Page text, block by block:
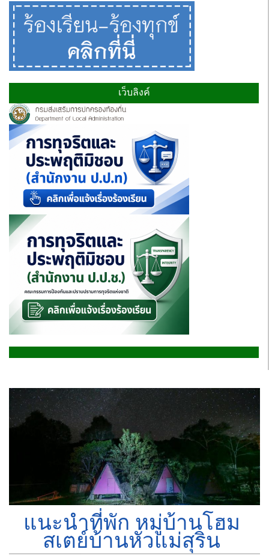
เว็บลิงค์
แนะนำที่พัก หมู่บ้านโฮม
สเตย์บ้านหัวแม่สุริน